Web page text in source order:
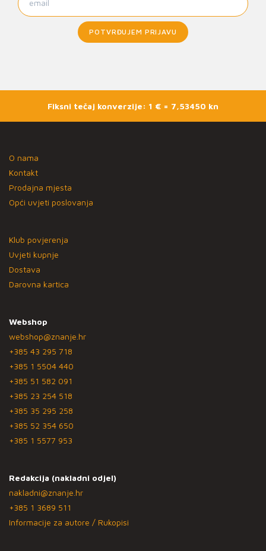
POTVRĐUJEM PRIJAVU
Fiksni tečaj konverzije: 1 € = 7,53450 kn
O nama
Kontakt
Prodajna mjesta
Opći uvjeti poslovanja
Klub povjerenja
Uvjeti kupnje
Dostava
Darovna kartica
Webshop
webshop@znanje.hr
+385 43 295 718
+385 1 5504 440
+385 51 582 091
+385 23 254 518
+385 35 295 258
+385 52 354 650
+385 1 5577 953
Redakcija (nakladni odjel)
nakladni@znanje.hr
+385 1 3689 511
Informacije za autore / Rukopisi